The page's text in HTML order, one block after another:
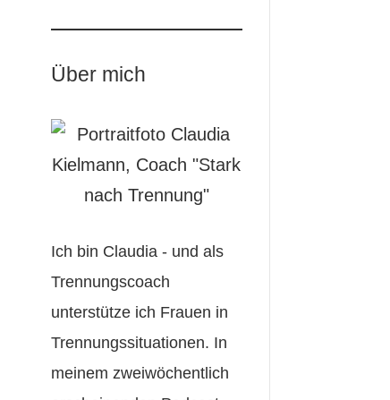
Über mich
Ich bin Claudia - und als
Trennungscoach
unterstütze ich Frauen in
Trennungssituationen. In
meinem zweiwöchentlich